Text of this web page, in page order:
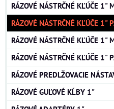
RÁZOVÉ NÁSTRČNÉ KĽÚČE 1"
RÁZOVÉ NÁSTRČNÉ KĽÚČE 1"
RÁZOVÉ NÁSTRČNÉ KĽÚČE 1"
RÁZOVÉ NÁSTRČNÉ KĽÚČE 1"
RÁZOVÉ PREDLŽOVACIE
RÁZOVÉ GUĽOVÉ KĹBY 1"